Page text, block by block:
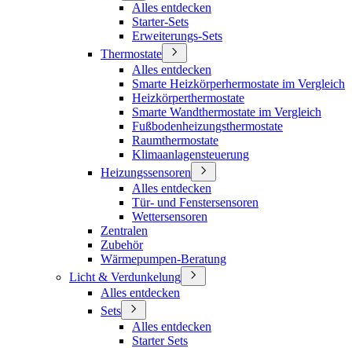
Alles entdecken
Starter-Sets
Erweiterungs-Sets
Thermostate
Alles entdecken
Smarte Heizkörperhermostate im Vergleich
Heizkörperthermostate
Smarte Wandthermostate im Vergleich
Fußbodenheizungsthermostate
Raumthermostate
Klimaanlagensteuerung
Heizungssensoren
Alles entdecken
Tür- und Fenstersensoren
Wettersensoren
Zentralen
Zubehör
Wärmepumpen-Beratung
Licht & Verdunkelung
Alles entdecken
Sets
Alles entdecken
Starter Sets